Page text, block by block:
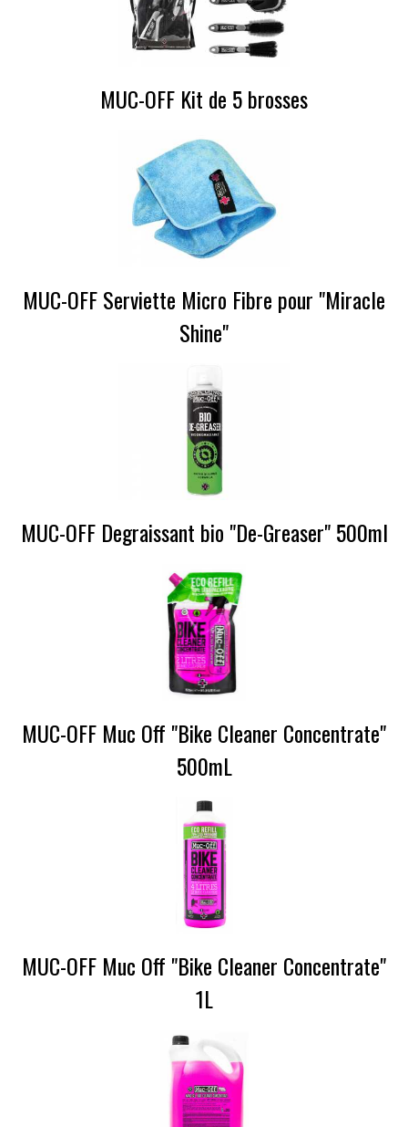
MUC-OFF Kit de 5 brosses
MUC-OFF Serviette Micro Fibre pour "Miracle
Shine"
MUC-OFF Degraissant bio "De-Greaser" 500ml
MUC-OFF Muc Off "Bike Cleaner Concentrate"
500mL
MUC-OFF Muc Off "Bike Cleaner Concentrate"
1L